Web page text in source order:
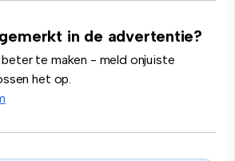
in de advertentie?
te maken - meld onjuiste
het op.